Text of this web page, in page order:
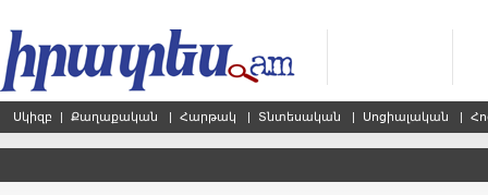
Սկիզբ | Քաղաքական | Հարթակ | Տնտեսական | Սոցիալական |